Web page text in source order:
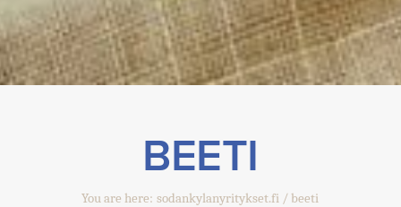
BEETI
You are here: sodankylanyritykset.fi beeti